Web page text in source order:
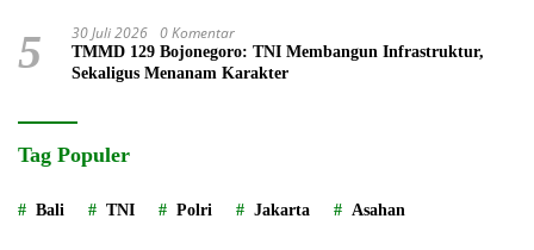
5 30 Juli 2026 0 Komentar
TMMD 129 Bojonegoro: TNI Membangun Infrastruktur,
Sekaligus Menanam Karakter
Tag Populer
Bali TNI Polri Jakarta Asahan